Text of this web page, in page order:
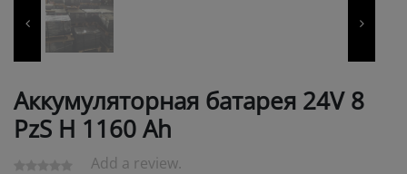
Аккумуляторная батарея 24V 8
PzS Н 1160 Ah
Add a review.